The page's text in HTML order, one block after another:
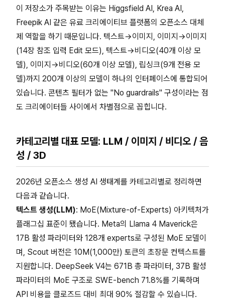
이 저장소가 주목받는 이유는 Higgsfield AI, Krea AI,
Freepik AI 같은 유료 크리에이티브 플랫폼의 오픈소스 대체
제 역할을 하기 때문입니다. 텍스트→이미지, 이미지→이미지
(14장 참조 입력 Edit 모드), 텍스트→비디오(40개 이상 모
델), 이미지→비디오(60개 이상 모델), 립싱크(9개 전용 모
델)까지 200개 이상의 모델이 하나의 인터페이스에 통합되어
있습니다. 콘텐츠 필터가 없는 "No guardrails" 구성이라는 점
도 크리에이터들 사이에서 차별점으로 꼽힙니다.
카테고리별 대표 모델: LLM / 이미지 / 비디오 / 음
성 / 3D
2026년 오픈소스 생성 AI 생태계를 카테고리별로 정리하면
다음과 같습니다.
텍스트 생성(LLM): MoE(Mixture-of-Experts) 아키텍처가
플래그십 표준이 됐습니다. Meta의 Llama 4 Maverick은
17B 활성 파라미터와 128개 experts로 구성된 MoE 모델이
며, Scout 버전은 10M(1,000만) 토큰의 초장문 컨텍스트를
지원합니다. DeepSeek V4는 671B 총 파라미터, 37B 활성
파라미터의 MoE 구조로 SWE-bench 71.8%를 기록하며
API 비용을 클로즈드 대비 최대 90% 절감할 수 있습니다.